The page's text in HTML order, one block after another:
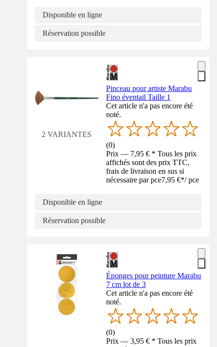
Disponible en ligne
Réservation possible
2 VARIANTES
Pinceau pour artiste Marabu
Fino éventail Taille 1
Cet article n'a pas encore été
noté.
(0)
Prix — 7,95 € * Tous les prix
affichés sont des prix TTC,
frais de livraison en sus si
nécessaire par pce7,95 €*/ pce
Disponible en ligne
Réservation possible
Éponges pour peinture Marabu
7 cm lot de 3
Cet article n'a pas encore été
noté.
(0)
Prix — 3,95 € * Tous les prix